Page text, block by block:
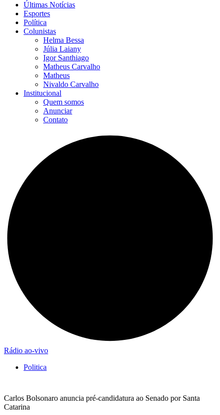
Últimas Notícias
Esportes
Política
Colunistas
Helma Bessa
Júlia Laiany
Igor Santhiago
Matheus Carvalho
Matheus
Nivaldo Carvalho
Institucional
Quem somos
Anunciar
Contato
Rádio ao-vivo
Politica
Carlos Bolsonaro anuncia pré-candidatura ao Senado por Santa
Catarina